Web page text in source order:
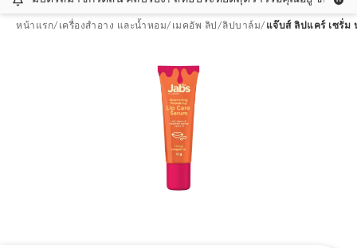
หน้าแรก/ เครื่องสำอาง และน้ำหอม/ เมคอัพ ลิป /ลิปบาล์ม/ แจ๊บส์ ลิปแคร์ เซรั่ม